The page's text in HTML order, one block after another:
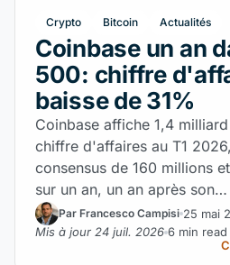
Crypto Bitcoin Actualités
Coinbase un an
500: chiffre
baisse de 31%
Coinbase affiche 1,4
chiffre d'affaires au T1
consensus de 160 millions
sur un an, un an après son…
Par Francesco Campisi 25 mai
Mis à jour 24 juil. 2026 6 min read